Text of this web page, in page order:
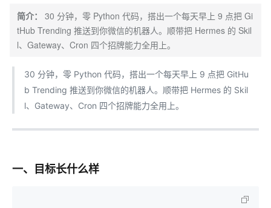
简介：
30 分钟，零 Python 代码，搭出一个每天早上 9 点把 Gi
tHub Trending 推送到你微信的机器人。顺带把 Hermes 的 Skil
l、Gateway、Cron 四个招牌能力全用上。
30 分钟，零 Python 代码，搭出一个每天早上 9 点把 GitHu
b Trending 推送到你微信的机器人。顺带把 Hermes 的 Skil
l、Gateway、Cron 四个招牌能力全用上。
一、目标长什么样